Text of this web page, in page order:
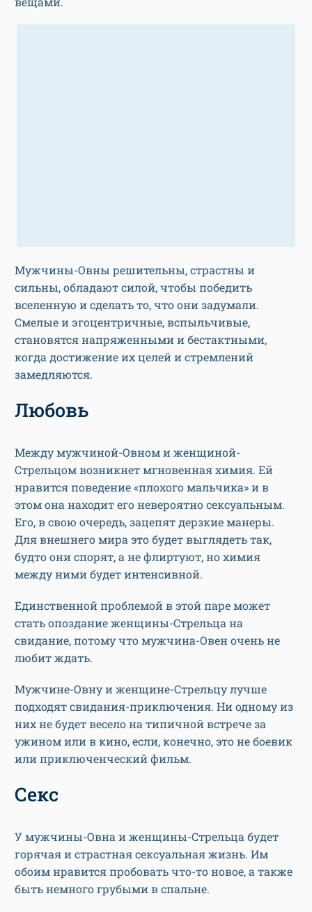
Мужчины-Овны решительны, страстны и
сильны, обладают силой, чтобы победить
вселенную и сделать то, что они задумали.
Смелые и эгоцентричные, вспыльчивые,
становятся напряженными и бестактными,
когда достижение их целей и стремлений
замедляются.
Любовь
Между мужчиной-Овном и женщиной-
Стрельцом возникнет мгновенная химия. Ей
нравится поведение «плохого мальчика» и в
этом она находит его невероятно сексуальным.
Его, в свою очередь, зацепят дерзкие манеры.
Для внешнего мира это будет выглядеть так,
будто они спорят, а не флиртуют, но химия
между ними будет интенсивной.
Единственной проблемой в этой паре может
стать опоздание женщины-Стрельца на
свидание, потому что мужчина-Овен очень не
любит ждать.
Мужчине-Овну и женщине-Стрельцу лучше
подходят свидания-приключения. Ни одному из
них не будет весело на типичной встрече за
ужином или в кино, если, конечно, это не боевик
или приключенческий фильм.
Секс
У мужчины-Овна и женщины-Стрельца будет
горячая и страстная сексуальная жизнь. Им
обоим нравится пробовать что-то новое, а также
быть немного грубыми в спальне.